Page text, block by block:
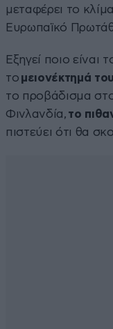
μεταφέρει το
Ευρωπαϊκό
Εξηγεί ποιο είναι
το μειονέκτημά
το προβάδισμα
Φινλανδία, το
πιστεύει ότι θα